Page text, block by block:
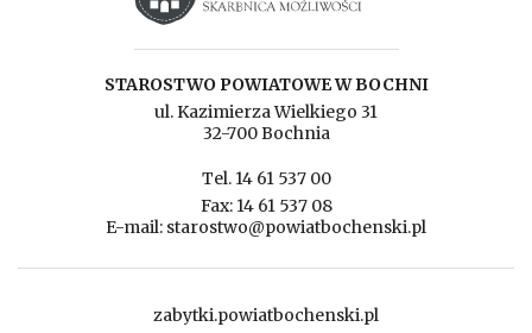
STAROSTWO POWIATOWE W BOCHNI
ul. Kazimierza Wielkiego 31
32-700 Bochnia
Tel. 14 61 537 00
Fax: 14 61 537 08
E-mail: starostwo@powiatbochenski.pl
zabytki.powiatbochenski.pl